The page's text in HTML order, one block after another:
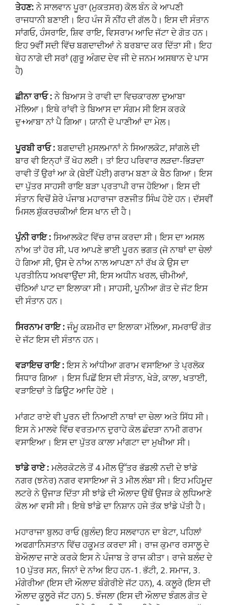
ਤੇਹਣ:ਨੇ ਸਾਲਵਾਨ ਪੂਰਾ (ਮੁਕਤਸਰ) ਕੋਲ ਬੰਨ ਕੇ ਆਪਣੀ
ਰਾਜਧਾਨੀ ਬਣਾਈ। ਇਹ ਪੰਜ ਸੌ ਨੀਂਹ ਦੀ ਗੱਲ ਹੈ। ਇਸ ਦੀ ਸੰਤਾਨ
ਸਾਂਗਓ, ਹੰਸਰਾਇ, ਸ਼ਿਵ ਰਾਇ, ਵਿਸਰਾਮ ਆਦਿ ਜੱਟਾ ਦੇ ਗੋਤ ਹਨ।
ਇਹ 9ਵੀਂ ਸਦੀ ਵਿੱਚ ਬਗਦਾਦੀਆਂ ਨੇ ਬਰਬਾਦ ਕਰ ਦਿੱਤਾ ਸੀ। ਇਹ
ਥੇਹ ਨਾਗੇ ਦੀ ਸਰਾਂ (ਗੁਰੂ ਅੰਗਦ ਦੇਵ ਜੀ ਦੇ ਜਨਮ ਅਸਥਾਨ ਦੇ ਪਾਸ
ਹੈ)
ਛੀਨਾ ਰਾਓ :ਨੇ ਬਿਆਸ ਤੇ ਰਾਵੀ ਦਾ ਵਿਚਕਾਰਲਾ ਦੁਆਬਾ
ਮੱਲਿਆ। ਇਥੇ ਰਾਂਵੀ ਤੇ ਬਿਆਸ ਦਾ ਸੰਗਮ ਸੀ ਇਸ ਕਰਕੇ
ਦੁ+ਆਬਾ ਨਾਂ ਪੈ ਗਿਆ। ਯਾਨੀ ਦੋ ਪਾਣੀਆਂ ਦਾ ਮੇਲ।
ਪੂਰਬੀ ਰਾਓ :ਬਗਦਾਦੀ ਮੁਸਲਮਾਨਾਂ ਨੇ ਸਿਆਲਕੋਟ, ਸਾਂਗਲੇ ਦੀ
ਬਾਰ ਵੀ ਇਨ੍ਹਾਂ ਤੋਂ ਖੋਹ ਲਈ। ਤਾਂ ਇਹ ਪਰਿਵਾਰ ਲੜਦਾ-ਭਿੜਦਾ
ਰਾਵੀ ਤੋਂ ਉਰਾਂ ਆ ਕੇ (ਬੇਈਂ ਪੋਈ) ਗਰਾਮ ਬਣਾ ਕੇ ਬੈਠ ਗਿਆ। ਇਸ
ਦਾ ਪੁੱਤਰ ਸਾਹਸੀ ਰਾਇ ਬੜਾ ਪ੍ਰਤਾਪੀ ਰਾਜ ਹੋਇਆ। ਇਸ ਦੀ
ਸੰਤਾਨ ਵਿਚੋਂ ਸ਼ੇਰੇ ਪੰਜਾਬ ਮਹਾਰਾਜਾ ਰਣਜੀਤ ਸਿੰਘ ਹੋਏ ਹਨ। ਦੱਸਵੀਂ
ਮਿਸਲ ਸ਼ੁੱਕਰਚਕੀਆਂ ਇਸ ਖਾਨ ਦੀ ਹੈ।
ਪੁੰਨੀ ਰਾਇ : ਸਿਆਲਕੋਟ ਵਿੱਚ ਰਾਜ ਕਰਦਾ ਸੀ। ਇਸ ਦਾ ਅਸਲ
ਨਾਂਅ ਤਾਂ ਹੋਰ ਸੀ, ਪਰ ਆਪਣੇ ਭਾਈ ਪੂਰਨ ਭਗਤ (ਜੋ ਨਾਥਾਂ ਦਾ ਚੇਲਾਂ
ਹੋ ਗਿਆ ਸੀ, ਉਸ ਦੇ ਨਾਂਅ ਨਾਲ ਆਪਣਾ ਨਾਂ ਰੱਖ ਕੇ ਉਸ ਦਾ
ਪ੍ਰਤੀਨਿਧ ਅਖਵਾਉਂਦਾ ਸੀ, ਇਸ ਅਧੀਨ ਖਰਲ, ਚੀਮੀਆਂ,
ਚੱਠਿਆਂ ਪਾਟ ਦਾ ਇਲਾਕਾ ਸੀ। ਸਾਹਸੀ, ਪੂਨੀਆ ਗੋਤ ਦੇ ਜੱਟ ਇਸ
ਦੀ ਸੰਤਾਨ ਹਨ।
ਸਿਰਨਾਮ ਰਾਇ :ਜੰਮੂ ਕਸ਼ਮੀਰ ਦਾ ਇਲਾਕਾ ਮੱਲਿਆ, ਸਮਰਾਓਂ ਗੋਤ
ਦੇ ਜੱਟ ਇਸ ਦੀ ਸੰਤਾਨ ਹਨ।
ਵੜਾਇਚ ਰਾਇ :ਇਸ ਨੇ ਆਂਧੀਆ ਗਰਾਮ ਵਸਾਇਆ ਤੇ ਪ੍ਰਲੋਕ
ਸਿਧਾਰ ਗਿਆ । ਇਸ ਪਿਛੋਂ ਇਸ ਦੀ ਸੰਤਾਨ, ਖੇੜੇ, ਕਾਲਾ, ਖਤਾਈ,
ਵੜਾਇਚਾਂ ਤੇ ਡਿਊਟ ਆਦਿ ਹੋਏ ।
ਮਾਂਗਟ ਰਾਏ ਵੀ ਪੂਰਨ ਦੀ ਨਿਆਈ ਨਾਥਾਂ ਦਾ ਚੇਲਾ ਅਤੇ ਸਿੱਧ ਸੀ।
ਇਸ ਨੇ ਮਾਲਵੇ ਵਿੱਚ ਵਰਤਮਾਨ ਦੁਰਾਹੇ ਕੋਲ ਛੰਦੜਾ ਨਾਮੀ ਗਰਾਮ
ਵਸਾਇਆ। ਇਸ ਦਾ ਪੁੱਤਰ ਕਾਲਾ ਮਾਂਗਟਾ ਦਾ ਮੁਖੀਆ ਸੀ।
ਝਾਂਡੇ ਰਾਏ :ਮਲੇਰਕੋਟਲੇ ਤੋਂ 4 ਮੀਲ ਉੱਤਰ ਭੱਡਲੀ ਨਦੀ ਦੇ ਝਾਂਡੇ
ਨਗਰ (ਝਨੇਰ) ਨਗਰ ਵਸਾਇਆ ਜੋ 3 ਮੀਲ ਲੰਬਾ ਸੀ। ਇਹ ਮਹਿਮੂਦ
ਲਟਰੇ ਨੇ ਉਜਾੜ ਦਿੱਤਾ ਸੀ ਝਾਂਡੇ ਦੀ ਔਲਾਦ ਉਥੋਂ ਉਜੜ ਕੇ ਲੁਧਿਆਣੇ
ਕੋਲ ਆ ਵਸੀ ਸੀ। ਇਥੇ ਝਾਂਡੇ ਦਾ ਨਿਸ਼ਾਨ ਹਜੇ ਤੱਕ ਝਾਂਡੇ ਪੱਤੀ ਹੈ।
ਮਹਾਰਾਜਾ ਬੁਲਹ ਰਾਓ (ਬੁਲੰਦ) ਇਹ ਸਲਵਾਹਨ ਦਾ ਬੇਟਾ, ਪਹਿਲਾਂ
ਅਫਗਾਨਿਸਤਾਨ ਵਿੱਚ ਹਕੂਮਤ ਕਰਦਾ ਸੀ। ਰਾਜ ਕੁਮਾਰ ਰਸਾਲੂ ਦੇ
ਬੇਔਲਾਦ ਜਾਣੇ ਕਰਕੇ ਇਸ ਨੇ ਪੰਜਾਬ ਤੇ ਰਾਜ ਕੀਤਾ। ਰਾਜੇ ਬਲੰਦ ਦੇ
10 ਪੁੱਤਰ ਸਨ, ਜਿਨਾਂ ਦੇ ਨਾਂਅ ਇਹ ਹਨ-1. ਭੱਟੀ, 2. ਸਮਾਜ, 3.
ਮੰਗੇਰੀਆ (ਇਸ ਦੀ ਔਲਾਦ ਬੰਗੇਰੀਏ ਜੱਟ ਹਨ), 4. ਕਲੂਰੇ (ਇਸ ਦੀ
ਔਲਾਦ ਕੂਲੂਰੇ ਜੱਟ ਹਨ) 5. ਝੰਜਲਾ (ਇਸ ਦੀ ਔਲਾਦ ਝੰਗਲ ਗੋਤ ਦੇ